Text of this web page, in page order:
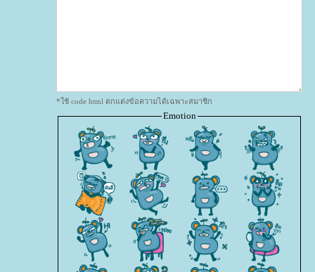
*ใช้ code html ตกแต่งข้อความได้เฉพาะสมาชิก
Emotion